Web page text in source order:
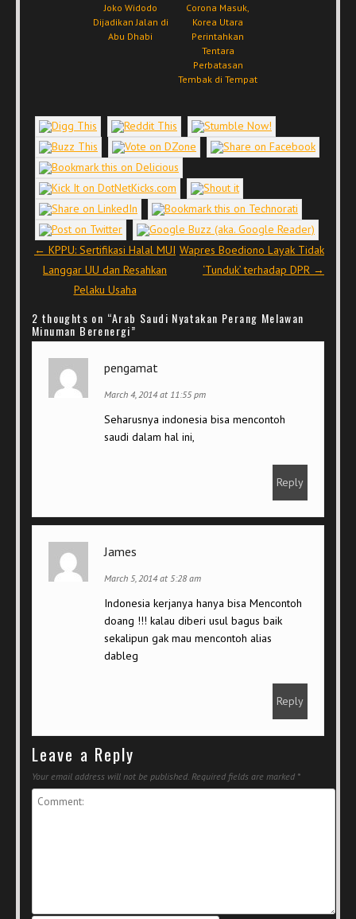
Joko Widodo
Dijadikan Jalan di
Abu Dhabi
Corona Masuk,
Korea Utara
Perintahkan
Tentara
Perbatasan
Tembak di Tempat
Post navigation
← KPPU: Sertifikasi Halal MUI
Langgar UU dan Resahkan
Pelaku Usaha
Wapres Boediono Layak Tidak
‘Tunduk’ terhadap DPR →
2 thoughts on “Arab Saudi Nyatakan Perang Melawan
Minuman Berenergi”
pengamat
March 4, 2014 at 11:55 pm
Seharusnya indonesia bisa mencontoh
saudi dalam hal ini,
Reply
James
March 5, 2014 at 5:28 am
Indonesia kerjanya hanya bisa Mencontoh
doang !!! kalau diberi usul bagus baik
sekalipun gak mau mencontoh alias
dableg
Reply
Leave a Reply
Your email address will not be published. Required fields are marked *